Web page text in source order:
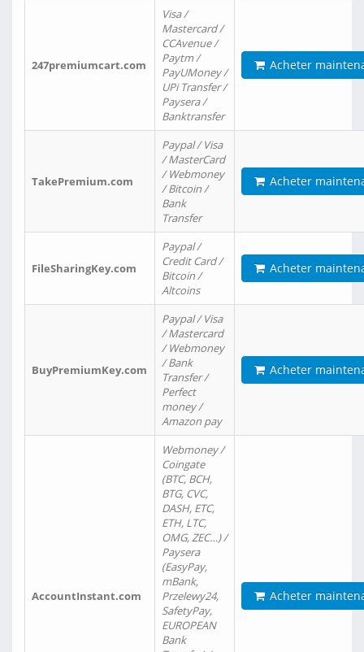
247premiumcart.com
Visa /
Mastercard /
CCAvenue /
Paytm /
PayUMoney /
UPi Transfer /
Paysera /
Banktransfer
Acheter
TakePremium.com
Paypal / Visa
/ MasterCard
/ Webmoney
/ Bitcoin /
Bank
Transfer
Acheter
FileSharingKey.com
Paypal /
Credit Card /
Bitcoin /
Altcoins
Acheter
BuyPremiumKey.com
Paypal / Visa
/ Mastercard
/ Webmoney
/ Bank
Transfer /
Perfect
money /
Amazon pay
Acheter
AccountInstant.com
Webmoney /
Coingate
(BTC, BCH,
BTG, CVC,
DASH, ETC,
ETH, LTC,
OMG, ZEC…) /
Paysera
(EasyPay,
mBank,
Przelewy24,
SafetyPay,
EUROPEAN
Bank
Acheter